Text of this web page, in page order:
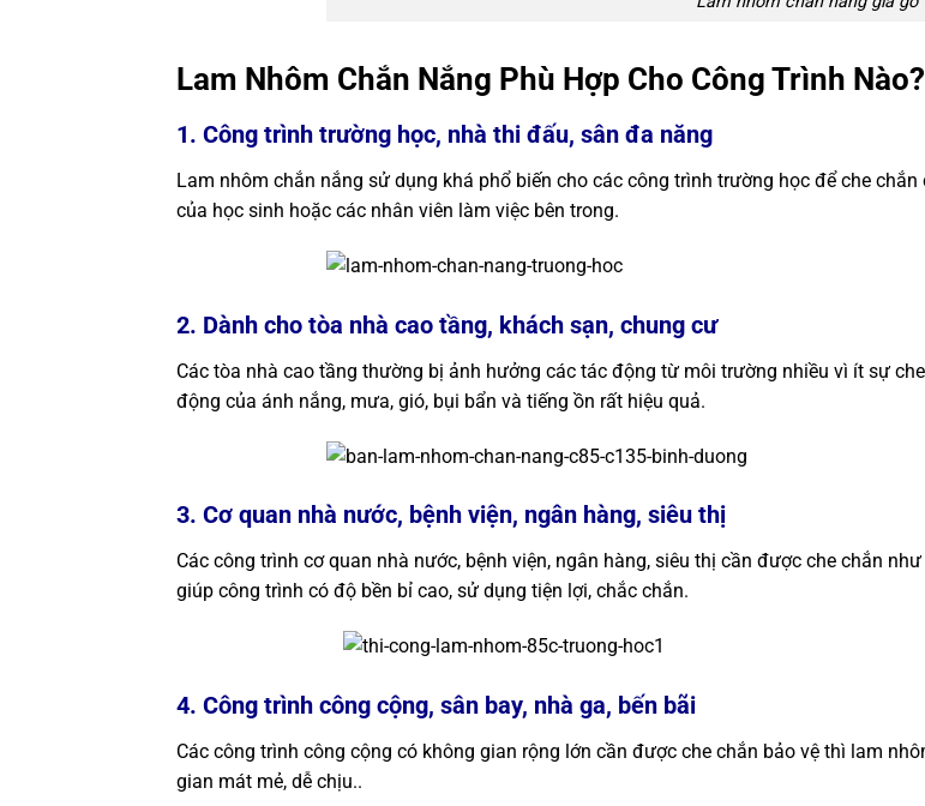
Lam Nhôm Chắn Nắng Phù Hợp Cho Công Trình Nào?
1. Công trình trường học, nhà thi đấu, sân đa năng
Lam nhôm chắn nắng sử dụng khá phổ biến cho các công trình trường học để che
của học sinh hoặc các nhân viên làm việc bên trong.
2. Dành cho tòa nhà cao tầng, khách sạn, chung cư
Các tòa nhà cao tầng thường bị ảnh hưởng các tác động từ môi trường nhiều vì ít sự
động của ánh nắng, mưa, gió, bụi bẩn và tiếng ồn rất hiệu quả.
3. Cơ quan nhà nước, bệnh viện, ngân hàng, siêu thị
Các công trình cơ quan nhà nước, bệnh viện, ngân hàng, siêu thị cần được che chắn
giúp công trình có độ bền bỉ cao, sử dụng tiện lợi, chắc chắn.
4. Công trình công cộng, sân bay, nhà ga, bến bãi
Các công trình công cộng có không gian rộng lớn cần được che chắn bảo vệ thì lam
gian mát mẻ, dễ chịu..